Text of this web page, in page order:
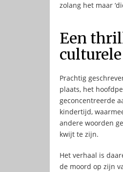
zolang het maar
Een
Prachtig
plaats, het
geconcentreerde
kindertijd,
andere woorden
kwijt te zijn.
Het verhaal is
de moord op zijn